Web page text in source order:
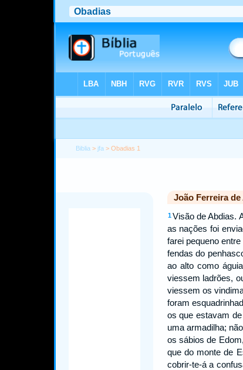
Biblia > jfa > Obadias 1
João Ferreira
1 Visão de Abdias.
as nações foi
farei pequeno
fendas do
ao alto como
viessem ladrões,
viessem os
foram
os que estavam
uma armadilha;
os sábios de
que do monte de
cobrir-te-á a